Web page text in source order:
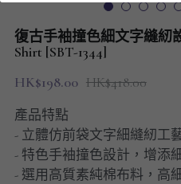
棒球外套
夾棉外套
連帽衛衣
長褲
九分褲
短褲
復古手袖撞色細文字縫紉
Shirt [SBT-1344]
HK$198.00 HK$418.00
產品特點
- 立體仿前袋文字細縫紉工
- 特色手袖撞色設計，增添
- 選用高質素純棉布料，高
配飾
頸鏈
男裝長袖T-SHIRT
HOT ITEMS